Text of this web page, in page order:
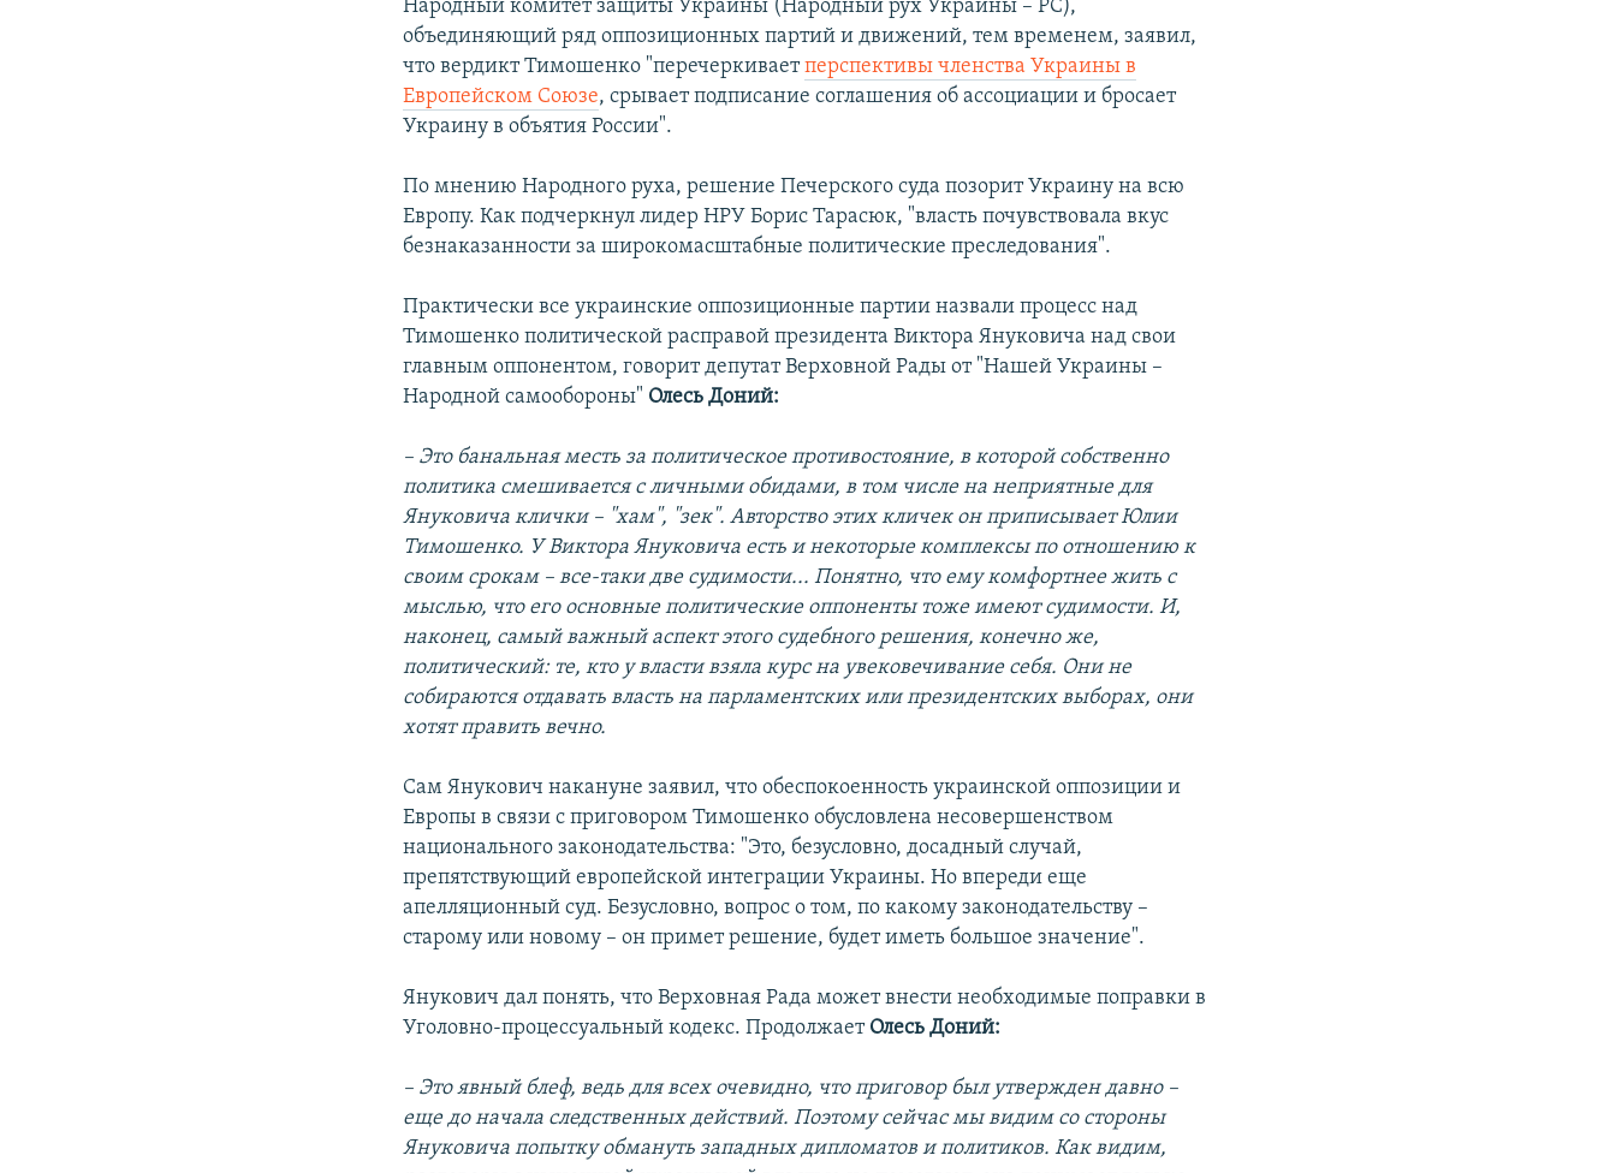
Народный комитет защиты Украины (Народный рух Украины – РС),
объединяющий ряд оппозиционных партий и движений, тем временем, заявил,
что вердикт Тимошенко "перечеркиваетперспективы членства Украины в
Европейском Союзе, срывает подписание соглашения об ассоциации и бросает
Украину в объятия России".
По мнению Народного руха, решение Печерского суда позорит Украину на всю
Европу. Как подчеркнул лидер НРУ Борис Тарасюк, "власть почувствовала вкус
безнаказанности за широкомасштабные политические преследования".
Практически все украинские оппозиционные партии назвали процесс над
Тимошенко политической расправой президента Виктора Януковича над свои
главным оппонентом, говорит депутат Верховной Рады от "Нашей Украины –
Народной самообороны" Олесь Доний:
– Это банальная месть за политическое противостояние, в которой собственно
политика смешивается с личными обидами, в том числе на неприятные для
Януковича клички – "хам", "зек". Авторство этих кличек он приписывает Юлии
Тимошенко. У Виктора Януковича есть и некоторые комплексы по отношению к
своим срокам – все-таки две судимости... Понятно, что ему комфортнее жить с
мыслью, что его основные политические оппоненты тоже имеют судимости. И,
наконец, самый важный аспект этого судебного решения, конечно же,
политический: те, кто у власти взяла курс на увековечивание себя. Они не
собираются отдавать власть на парламентских или президентских выборах, они
хотят править вечно.
Сам Янукович накануне заявил, что обеспокоенность украинской оппозиции и
Европы в связи с приговором Тимошенко обусловлена несовершенством
национального законодательства: "Это, безусловно, досадный случай,
препятствующий европейской интеграции Украины. Но впереди еще
апелляционный суд. Безусловно, вопрос о том, по какому законодательству –
старому или новому – он примет решение, будет иметь большое значение".
Янукович дал понять, что Верховная Рада может внести необходимые поправки в
Уголовно-процессуальный кодекс. Продолжает Олесь Доний:
– Это явный блеф, ведь для всех очевидно, что приговор был утвержден давно –
еще до начала следственных действий. Поэтому сейчас мы видим со стороны
Януковича попытку обмануть западных дипломатов и политиков. Как видим,